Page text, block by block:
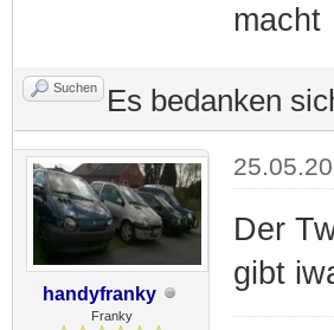
macht
Suchen Es bedanken
handyfranky
Franky
Der
gibt